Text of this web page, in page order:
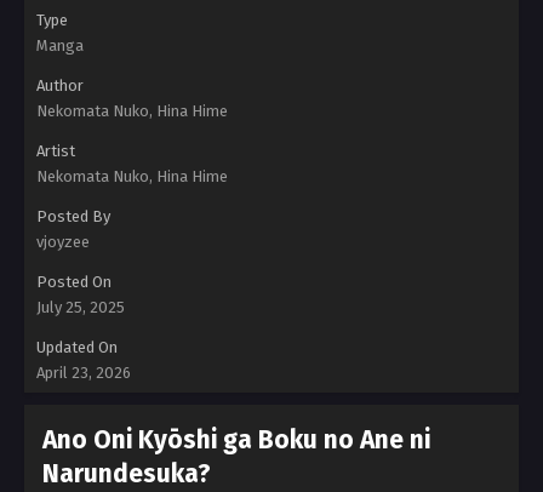
Type
Manga
Author
Nekomata Nuko, Hina Hime
Artist
Nekomata Nuko, Hina Hime
Posted By
vjoyzee
Posted On
July 25, 2025
Updated On
April 23, 2026
Ano Oni Kyōshi ga Boku no Ane ni
Narundesuka?